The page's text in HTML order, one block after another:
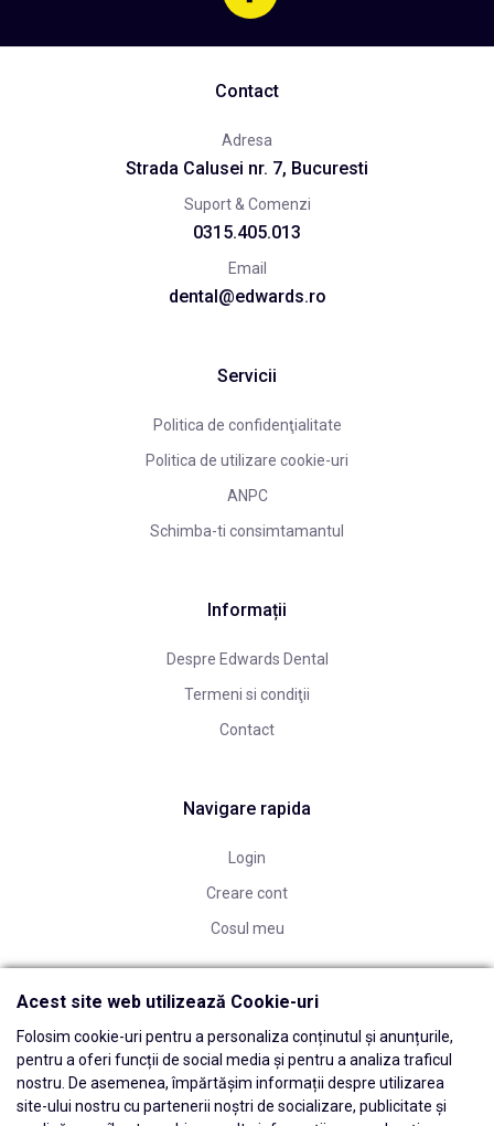
Contact
Adresa
Strada Calusei nr. 7, Bucuresti
Suport & Comenzi
0315.405.013
Email
dental@edwards.ro
Servicii
Politica de confidenţialitate
Politica de utilizare cookie-uri
ANPC
Schimba-ti consimtamantul
Informații
Despre Edwards Dental
Termeni si condiţii
Contact
Navigare rapida
Login
Creare cont
Cosul meu
Acest site web utilizează Cookie-uri
Folosim cookie-uri pentru a personaliza conținutul și anunțurile,
pentru a oferi funcții de social media și pentru a analiza traficul
nostru. De asemenea, împărtășim informații despre utilizarea
site-ului nostru cu partenerii noștri de socializare, publicitate și